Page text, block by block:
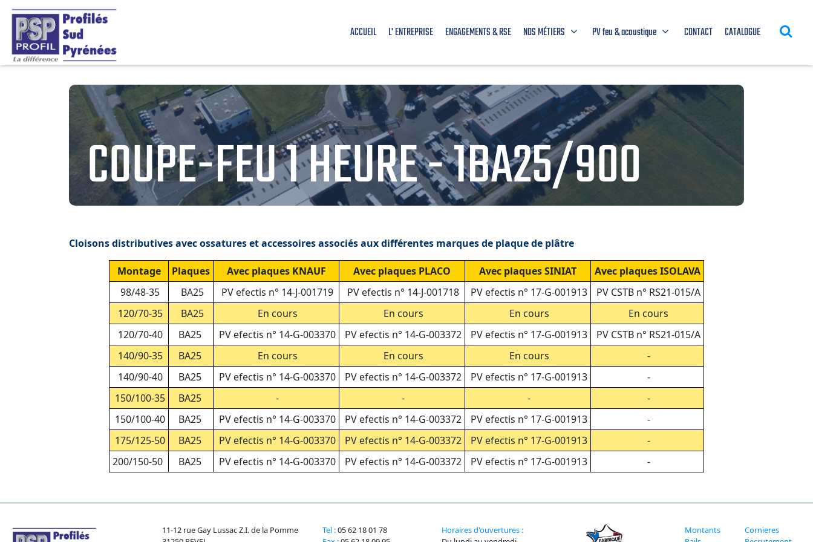
ACCUEIL L' ENTREPRISE ENGAGEMENTS & RSE NOS MÉTIERS PV feu & acoustique CONTACT CATALOGUE
COUPE-FEU 1 HEURE - 1BA25/900
Cloisons distributives avec ossatures et accessoires associés aux différentes marques de plaque de plâtre
Montage Plaques Avec plaques KNAUF Avec plaques PLACO Avec plaques SINIAT
Avec plaques ISOLAVA
98/48-35
BA25 PV efectis n° 14-J-001719 PV efectis n° 14-J-001718 PV efectis n° 17-G-001913
PV CSTB n° RS21-015/A
120/70-35
BA25 En cours En cours En cours
En cours
120/70-40
BA25 PV efectis n° 14-G-003370 PV efectis n° 14-G-003372 PV efectis n° 17-G-001913
PV CSTB n° RS21-015/A
140/90-35
BA25 En cours En cours En cours
-
140/90-40
BA25 PV efectis n° 14-G-003370 PV efectis n° 14-G-003372 PV efectis n° 17-G-001913
-
150/100-35
BA25 - - -
-
150/100-40
BA25 PV efectis n° 14-G-003370 PV efectis n° 14-G-003372 PV efectis n° 17-G-001913
-
175/125-50
BA25 PV efectis n° 14-G-003370 PV efectis n° 14-G-003372 PV efectis n° 17-G-001913
-
200/150-50
BA25 PV efectis n° 14-G-003370 PV efectis n° 14-G-003372 PV efectis n° 17-G-001913 -
11-12 rue Gay Lussac Z.I. de la Pomme
Tel :05 62 18 01 78
Horaires d'ouvertures :
Montants
Cornieres